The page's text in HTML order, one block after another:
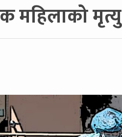
महिलाको मृत्यु